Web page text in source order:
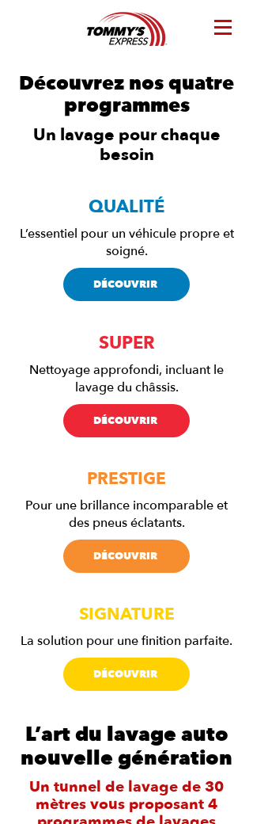
Découvrez nos quatre
programmes
Un lavage pour chaque
besoin
QUALITÉ
L’essentiel pour un véhicule propre et
soigné.
DÉCOUVRIR
SUPER
Nettoyage approfondi, incluant le
lavage du châssis.
DÉCOUVRIR
PRESTIGE
Pour une brillance incomparable et
des pneus éclatants.
DÉCOUVRIR
SIGNATURE
La solution pour une finition parfaite.
DÉCOUVRIR
L’art du lavage auto
nouvelle génération
Un tunnel de lavage de 30
mètres vous proposant 4